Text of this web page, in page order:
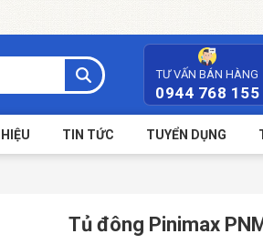
TƯ VẤN BÁN HÀNG
0944 768 155
TIN TỨC TUYỂN DỤNG
Tủ đông Pinimax